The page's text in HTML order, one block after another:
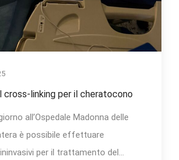
cross-linking per il cheratocono
all’Ospedale Madonna delle
è possibile effettuare
per il trattamento del...